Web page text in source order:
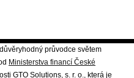
průvodce světem
Ministerstva financí České
GTO Solutions, s. r. o., která je